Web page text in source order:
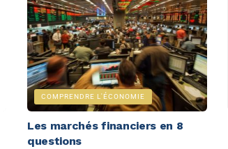
COMPRENDRE L'ÉCONOMIE
Les marchés financiers en 8
questions